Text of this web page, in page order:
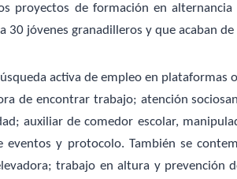
proyectos de formación en
jóvenes granadilleros y que acaban
activa de empleo en plataformas
de encontrar trabajo; atención
auxiliar de comedor escolar,
y protocolo. También se
trabajo en altura y prevención